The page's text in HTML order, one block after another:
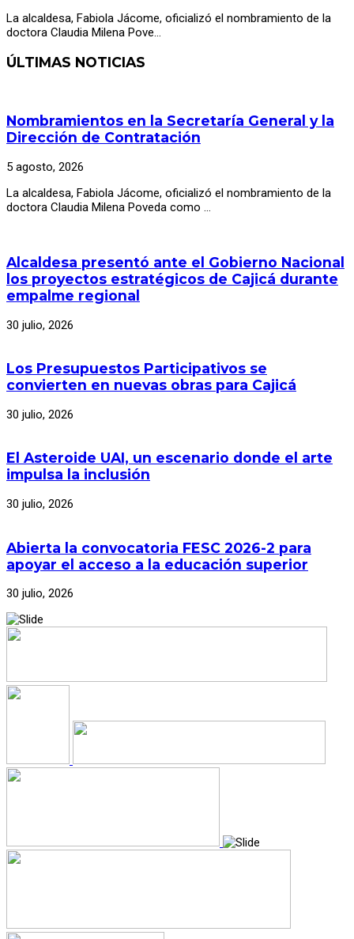
La alcaldesa, Fabiola Jácome, oficializó el nombramiento de la
doctora Claudia Milena Pove…
ÚLTIMAS NOTICIAS
Nombramientos en la Secretaría General y la
Dirección de Contratación
5 agosto, 2026
La alcaldesa, Fabiola Jácome, oficializó el nombramiento de la
doctora Claudia Milena Poveda como …
Alcaldesa presentó ante el Gobierno Nacional
los proyectos estratégicos de Cajicá durante
empalme regional
30 julio, 2026
Los Presupuestos Participativos se
convierten en nuevas obras para Cajicá
30 julio, 2026
El Asteroide UAI, un escenario donde el arte
impulsa la inclusión
30 julio, 2026
Abierta la convocatoria FESC 2026-2 para
apoyar el acceso a la educación superior
30 julio, 2026